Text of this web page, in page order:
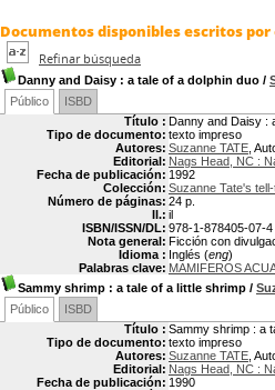
Documentos disponibles escritos
Refinar búsqueda
Danny and Daisy : a tale of a dolphin duo /
Público
ISBD
Título : Danny and Daisy :
Tipo de documento: texto impreso
Autores: Suzanne TATE ,
Editorial: Nags Head, NC :
Fecha de publicación: 1992
Colección: Suzanne Tate's
Número de páginas: 24 p.
Il.: il
ISBN/ISSN/DL: 978-1-878405-07-4
Nota general: Ficción con
Idioma : Inglés (eng)
Palabras clave: MAMIFEROS
Sammy shrimp : a tale of a little shrimp /
Público
ISBD
Título : Sammy shrimp : a
Tipo de documento: texto impreso
Autores: Suzanne TATE ,
Editorial: Nags Head, NC :
Fecha de publicación: 1990